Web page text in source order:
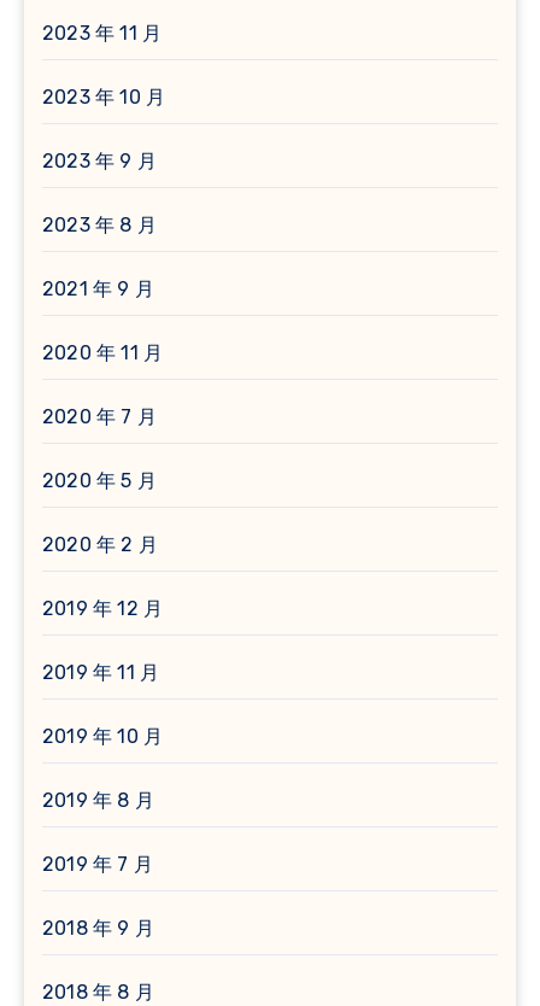
2023 年 11 月
2023 年 10 月
2023 年 9 月
2023 年 8 月
2021 年 9 月
2020 年 11 月
2020 年 7 月
2020 年 5 月
2020 年 2 月
2019 年 12 月
2019 年 11 月
2019 年 10 月
2019 年 8 月
2019 年 7 月
2018 年 9 月
2018 年 8 月